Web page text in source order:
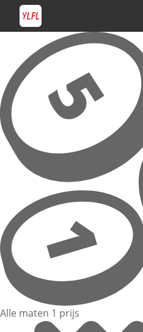
Overslaan naar hoofdinhoud
Alle maten 1 prijs